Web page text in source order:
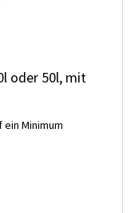
oder 50l, mit
Minimum